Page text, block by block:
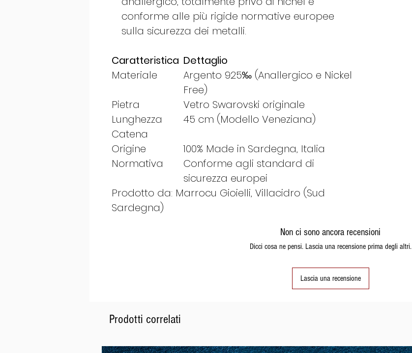
conforme alle più rigide normative europee
sulla sicurezza dei metalli.
Caratteristica Dettaglio
Materiale
Argento 925‰ (Anallergico e Nickel
Free)
Pietra
Vetro Swarovski originale
Lunghezza
Catena
45 cm (Modello Veneziana)
Origine
100% Made in Sardegna, Italia
Normativa
Conforme agli standard di
sicurezza europei
Prodotto da: Marrocu Gioielli, Villacidro (Sud
Sardegna)
Non ci sono ancora recensioni
Dicci cosa ne pensi. Lascia una recensione prima degli altri.
Lascia una recensione
Prodotti correlati